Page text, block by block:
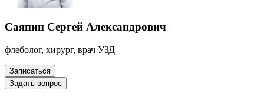
Саяпин Сергей Александрович
флеболог, хирург, врач УЗД
Записаться
Задать вопрос